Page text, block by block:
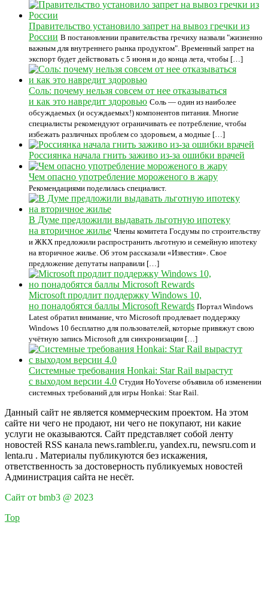
Правительство установило запрет на вывоз гречки из
России В постановлении правительства гречиху назвали "жизненно
важным для внутреннего рынка продуктом". Временный запрет на
экспорт будет действовать с 5 июня и до конца лета, чтобы […]
Соль: почему нельзя совсем от нее отказываться
и как это навредит здоровью Соль — один из наиболее
обсуждаемых (и осуждаемых!) компонентов питания. Многие
специалисты рекомендуют ограничивать ее потребление, чтобы
избежать различных проблем со здоровьем, а модные […]
Россиянка начала гнить заживо из-за ошибки врачей
Чем опасно употребление мороженого в жару
Рекомендациями поделилась специалист.
В Думе предложили выдавать льготную ипотеку
на вторичное жилье Члены комитета Госдумы по строительству
и ЖКХ предложили распространить льготную и семейную ипотеку
на вторичное жилье. Об этом рассказали «Известия». Свое
предложение депутаты направили […]
Microsoft продлит поддержку Windows 10,
но понадобятся баллы Microsoft Rewards Портал Windows
Latest обратил внимание, что Microsoft продлевает поддержку
Windows 10 бесплатно для пользователей, которые привяжут свою
учётную запись Microsoft для синхронизации […]
Системные требования Honkai: Star Rail вырастут
с выходом версии 4.0 Студия HoYoverse объявила об изменении
системных требований для игры Honkai: Star Rail.
Данный сайт не является коммерческим проектом. На этом
сайте ни чего не продают, ни чего не покупают, ни какие
услуги не оказываются. Сайт представляет собой ленту
новостей RSS канала news.rambler.ru, yandex.ru, newsru.com и
lenta.ru . Материалы публикуются без искажения,
ответственность за достоверность публикуемых новостей
Администрация сайта не несёт.
Сайт от bmb3 @ 2023
Top